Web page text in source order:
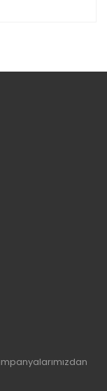
bulunuyor.
olmalı.